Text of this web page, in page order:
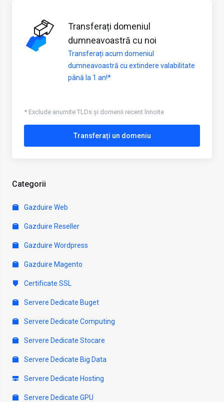
Categorii
Gazduire Web
Gazduire Reseller
Gazduire Wordpress
Gazduire Magento
Certificate SSL
Servere Dedicate Buget
Servere Dedicate Computing
Servere Dedicate Stocare
Servere Dedicate Big Data
Servere Dedicate Hosting
Servere Dedicate GPU
Transferați domeniul
dumneavoastră cu noi
Transferați acum domeniul
dumneavoastră cu extindere valabilitate
până la 1 an!*
* Exclude anumite TLDs și domenii recent înnoite
Transferați un domeniu